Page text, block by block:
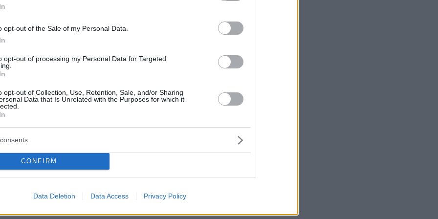
opt-out of the Sale of my Personal Data.
opt-out of processing my Personal Data for Targeted
opt-out of Collection, Use, Retention, Sale, and/or Sharing
Data that Is Unrelated with the Purposes for which it
CONFIRM
Data Deletion Data Access Privacy Policy
fm.gr
τα νέα της προϊόντα - Καμία
το iPhone 12
ελεύθερης κατάδυσης στην Καλαμάτα